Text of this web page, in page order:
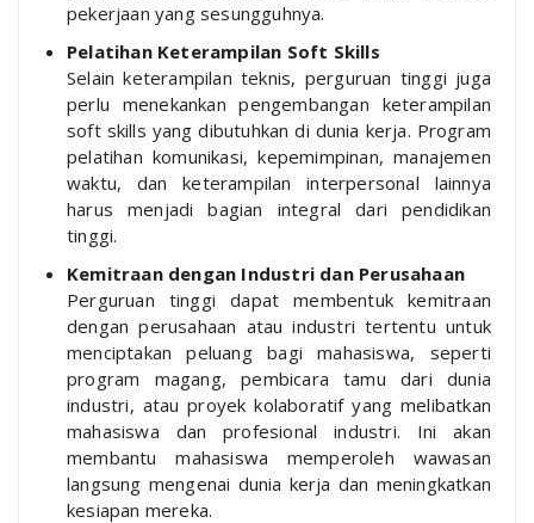
pekerjaan yang sesungguhnya.
Pelatihan Keterampilan Soft Skills
Selain keterampilan teknis, perguruan tinggi juga
perlu menekankan pengembangan keterampilan
soft skills yang dibutuhkan di dunia kerja. Program
pelatihan komunikasi, kepemimpinan, manajemen
waktu, dan keterampilan interpersonal lainnya
harus menjadi bagian integral dari pendidikan
tinggi.
Kemitraan dengan Industri dan Perusahaan
Perguruan tinggi dapat membentuk kemitraan
dengan perusahaan atau industri tertentu untuk
menciptakan peluang bagi mahasiswa, seperti
program magang, pembicara tamu dari dunia
industri, atau proyek kolaboratif yang melibatkan
mahasiswa dan profesional industri. Ini akan
membantu mahasiswa memperoleh wawasan
langsung mengenai dunia kerja dan meningkatkan
kesiapan mereka.